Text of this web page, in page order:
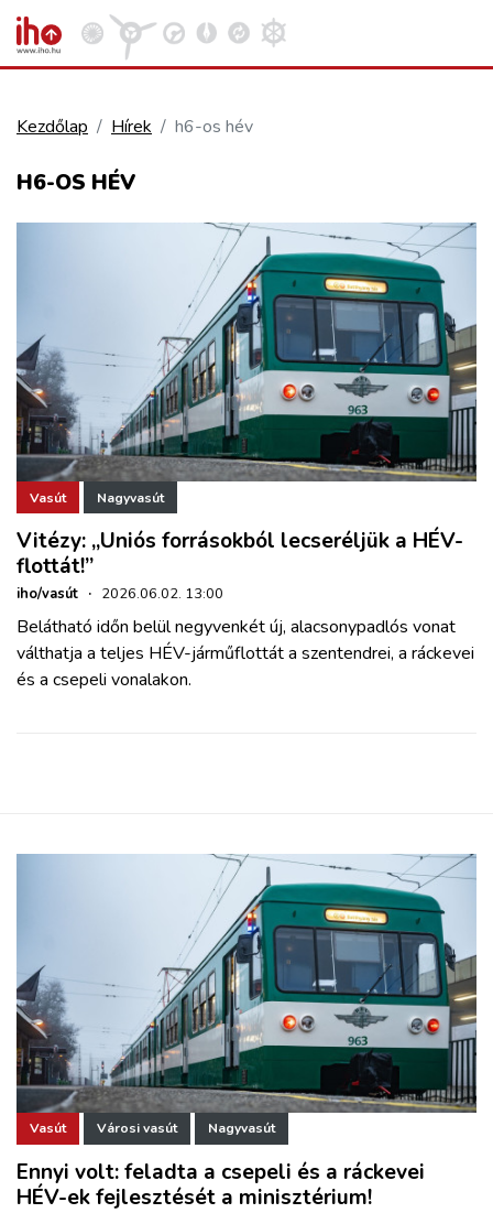
KÖZLEKEDÉSFEJLESZTÉS
ELLÁTÁSI LÁNC
ZÖLDÚT
HAJÓZÁS
BLOG
ARCHÍVUM
Kezdőlap Hírek h6-os hév
H6-OS HÉV
Vasút Nagyvasút
Vitézy: „Uniós forrásokból lecseréljük a HÉV-
flottát!”
iho/vasút · 2026.06.02. 13:00
Belátható időn belül negyvenkét új, alacsonypadlós vonat
válthatja a teljes HÉV-járműflottát a szentendrei, a ráckevei
és a csepeli vonalakon.
Vasút Városi vasút Nagyvasút
Ennyi volt: feladta a csepeli és a ráckevei
HÉV-ek fejlesztését a minisztérium!